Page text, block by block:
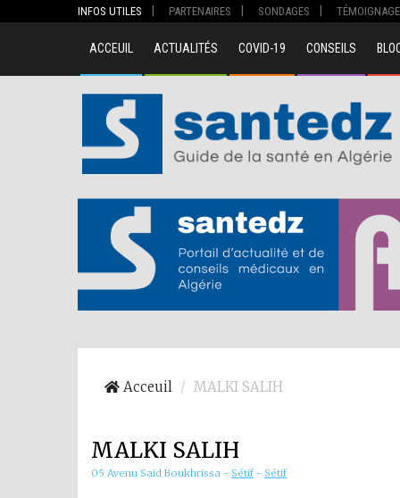
INFOS UTILES PARTENAIRES SONDAGES
ACCEUIL ACTUALITÉS COVID-19 CONSEILS
Acceuil MALKI SALIH
MALKI SALIH
05 Avenu Said Boukhrissa - Sétif - Sétif
02